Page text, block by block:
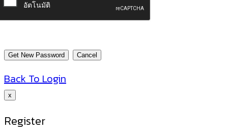
Back To Login
x
Register